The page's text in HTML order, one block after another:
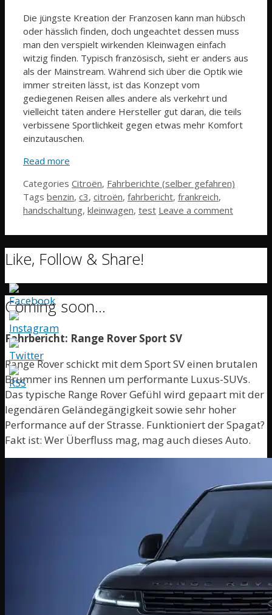
Die jüngste Kreation der Franzosen kann man hübsch
oder hässlich finden, doch ungeachtet dessen muss
man den verspielt wirkenden Kleinwagen einfach
witzig finden. Typisch französisch, sieht er anders aus
als der Mainstream. Während sich über die Optik wie
immer streiten lässt, ist das Konzept vom
gediegenen Reisen alles andere als verkehrt und
vielleicht täten andere Hersteller gut daran, die teils
verbissene Sportlichkeit gegen etwas mehr Komfort
einzutauschen.
Read more
Categories Citroën, Fahrberichte (selber gefahren)
Tags benzin, c3, citroën, fahrbericht, frankreich,
handschaltung, kleinwagen, test Leave a comment
Like, Follow & Share!
Coming soon…
Fahrbericht: Range Rover Sport SV
Range Rover schickt mit dem Sport SV einen brutalen
Brummer ins Rennen um performante Luxus-SUVs.
Das typische Range Rover Gefühl wird gepaart mit der
legendären Geländegängigkeit sowie sehr hoher
Performance auf der Strasse. Funktioniert der Spagat?
Fakt ist: Wer Überfluss mag, mag auch dieses Auto.